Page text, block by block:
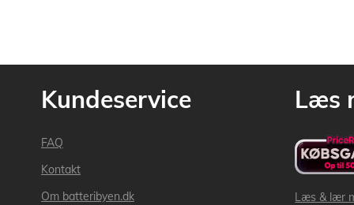
Kundeservice
FAQ
Kontakt
Om batteribyen.dk
Læs
Læs & lær